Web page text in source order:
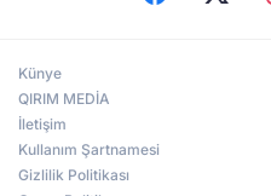
Künye
QIRIM MEDİA
İletişim
Kullanım Şartnamesi
Gizlilik Politikası